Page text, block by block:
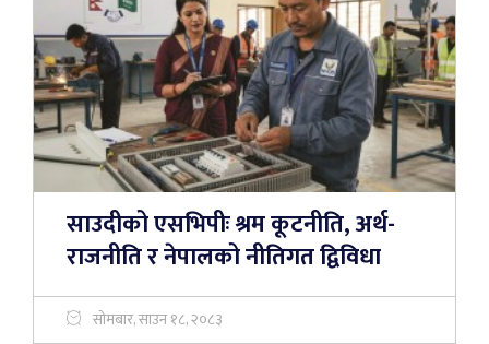
साउदीको एसभिपीः श्रम कूटनीति, अर्थ-
राजनीति र नेपालको नीतिगत द्विविधा
सोमबार, साउन १८, २०८३